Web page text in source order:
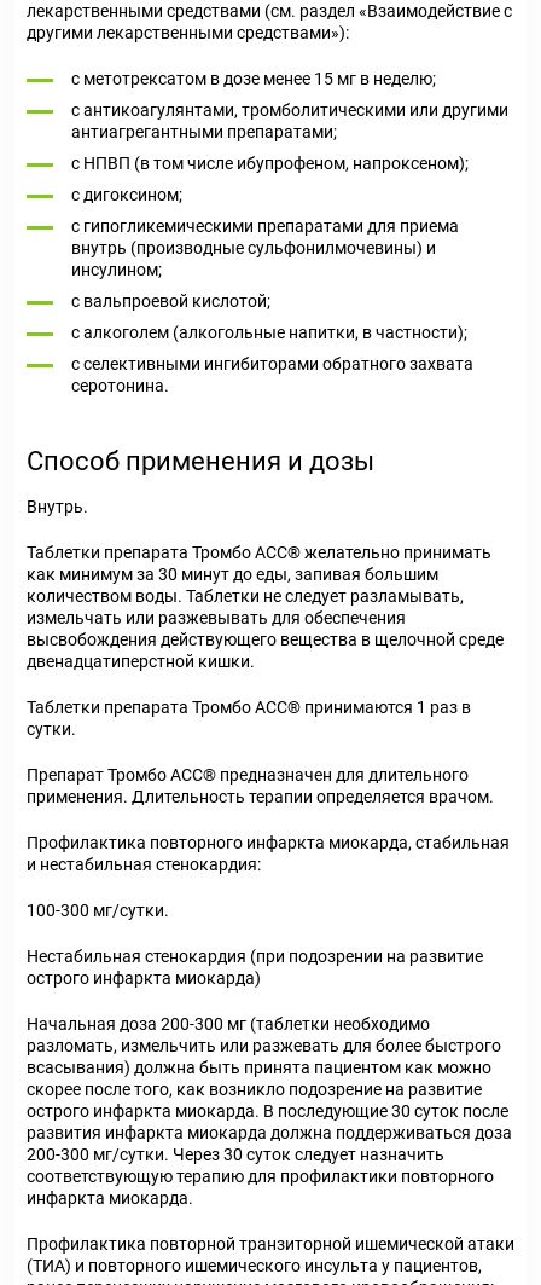
лекарственными средствами (см. раздел «Взаимодействие с
другими лекарственными средствами»):
с метотрексатом в дозе менее 15 мг в неделю;
с антикоагулянтами, тромболитическими или другими
антиагрегантными препаратами;
с НПВП (в том числе ибупрофеном, напроксеном);
с дигоксином;
с гипогликемическими препаратами для приема
внутрь (производные сульфонилмочевины) и
инсулином;
с вальпроевой кислотой;
с алкоголем (алкогольные напитки, в частности);
с селективными ингибиторами обратного захвата
серотонина.
Способ применения и дозы
Внутрь.
Таблетки препарата Тромбо АСС® желательно принимать
как минимум за 30 минут до еды, запивая большим
количеством воды. Таблетки не следует разламывать,
измельчать или разжевывать для обеспечения
высвобождения действующего вещества в щелочной среде
двенадцатиперстной кишки.
Таблетки препарата Тромбо АСС® принимаются 1 раз в
сутки.
Препарат Тромбо АСС® предназначен для длительного
применения. Длительность терапии определяется врачом.
Профилактика повторного инфаркта миокарда, стабильная
и нестабильная стенокардия:
100-300 мг/сутки.
Нестабильная стенокардия (при подозрении на развитие
острого инфаркта миокарда)
Начальная доза 200-300 мг (таблетки необходимо
разломать, измельчить или разжевать для более быстрого
всасывания) должна быть принята пациентом как можно
скорее после того, как возникло подозрение на развитие
острого инфаркта миокарда. В последующие 30 суток после
развития инфаркта миокарда должна поддерживаться доза
200-300 мг/сутки. Через 30 суток следует назначить
соответствующую терапию для профилактики повторного
инфаркта миокарда.
Профилактика повторной транзиторной ишемической атаки
(ТИА) и повторного ишемического инсульта у пациентов,